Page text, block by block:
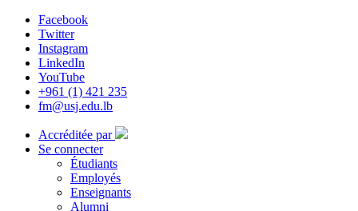
Facebook
Twitter
Instagram
LinkedIn
YouTube
+961 (1) 421 235
fm@usj.edu.lb
Accréditée par
Se connecter
Étudiants
Employés
Enseignants
Alumni